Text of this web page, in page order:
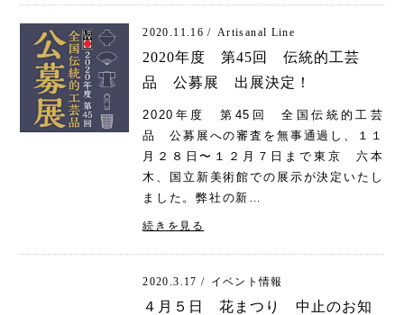
2020.11.16 / Artisanal Line
2020年度 第45回 伝統的工芸
品 公募展 出展決定！
2020年度 第45回 全国伝統的工芸
品 公募展への審査を無事通過し、１１
月２８日〜１２月７日まで東京 六本
木、国立新美術館での展示が決定いたし
ました。弊社の新…
続きを見る
2020.3.17 / イベント情報
４月５日 花まつり 中止のお知